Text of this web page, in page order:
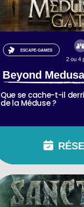
ESCAPE-GAMES
2 ou 4
Beyond
Que se cache-t-il
de la Méduse ?